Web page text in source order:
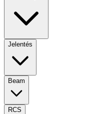
Jelentés
Beam
RCS